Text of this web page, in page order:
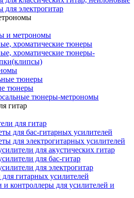
для электрогитар
и метрономы
хроматические тюнеры
хроматические тюнеры-
тюнеры
тюнеры
тюнеры-метрономы
гитар
для гитар
для бас-гитарных усилителей
для электрогитарных усилителей
для акустических гитар
для бас-гитар
для электрогитар
гитарных усилителей
и контроллеры для усилителей и